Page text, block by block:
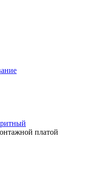
платой